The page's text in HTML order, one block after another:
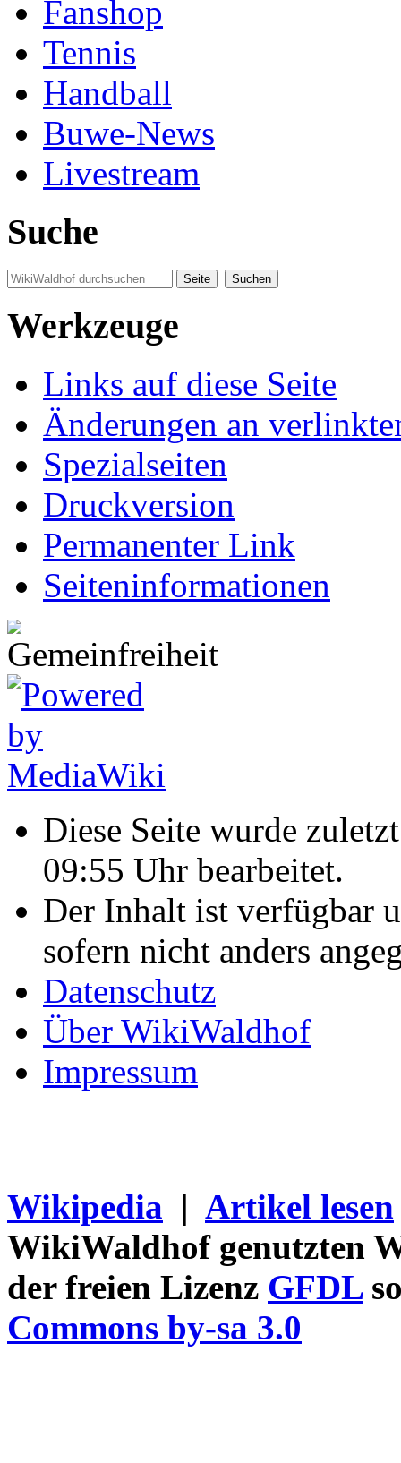
Fanshop
Tennis
Handball
Buwe-News
Livestream
Suche
Werkzeuge
Links auf diese Seite
Änderungen an
Spezialseiten
Druckversion
Permanenter Link
Seiten­informationen
Diese Seite wurde
09:55 Uhr bearbeitet.
Der Inhalt ist verfügbar
sofern nicht anders
Datenschutz
Über WikiWaldhof
Impressum
Wikipedia | Artikel lesen
WikiWaldhof genutzten
der freien Lizenz GFDL
Commons by-sa 3.0